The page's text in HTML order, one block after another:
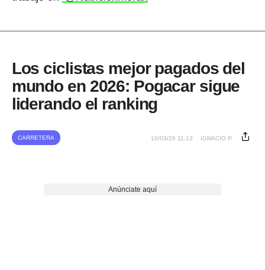
Los ciclistas mejor pagados del
mundo en 2026: Pogacar sigue
liderando el ranking
CARRETERA 10/03/26 11:13 IGNACIO P.
Anúnciate aquí